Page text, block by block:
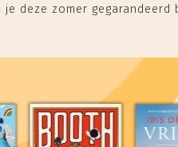
deze zomer gegarandeerd